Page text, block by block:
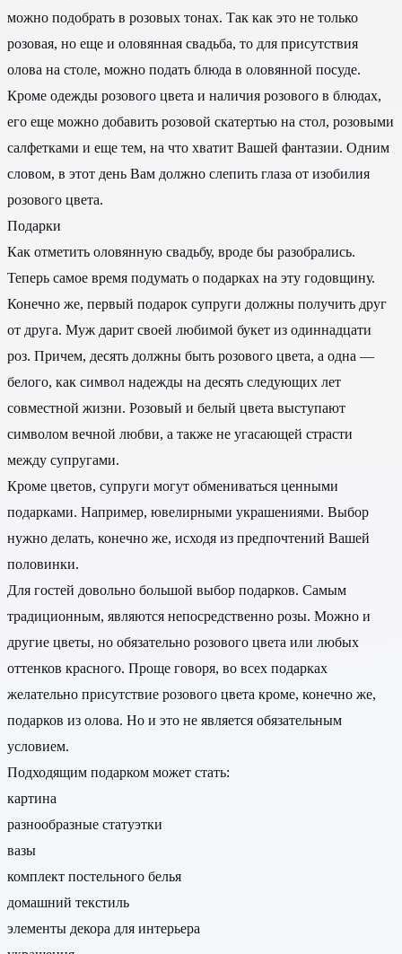
можно подобрать в розовых тонах. Так как это не только
розовая, но еще и оловянная свадьба, то для присутствия
олова на столе, можно подать блюда в оловянной посуде.
Кроме одежды розового цвета и наличия розового в блюдах,
его еще можно добавить розовой скатертью на стол, розовыми
салфетками и еще тем, на что хватит Вашей фантазии. Одним
словом, в этот день Вам должно слепить глаза от изобилия
розового цвета.
Подарки
Как отметить оловянную свадьбу, вроде бы разобрались.
Теперь самое время подумать о подарках на эту годовщину.
Конечно же, первый подарок супруги должны получить друг
от друга. Муж дарит своей любимой букет из одиннадцати
роз. Причем, десять должны быть розового цвета, а одна —
белого, как символ надежды на десять следующих лет
совместной жизни. Розовый и белый цвета выступают
символом вечной любви, а также не угасающей страсти
между супругами.
Кроме цветов, супруги могут обмениваться ценными
подарками. Например, ювелирными украшениями. Выбор
нужно делать, конечно же, исходя из предпочтений Вашей
половинки.
Для гостей довольно большой выбор подарков. Самым
традиционным, являются непосредственно розы. Можно и
другие цветы, но обязательно розового цвета или любых
оттенков красного. Проще говоря, во всех подарках
желательно присутствие розового цвета кроме, конечно же,
подарков из олова. Но и это не является обязательным
условием.
Подходящим подарком может стать:
картина
разнообразные статуэтки
вазы
комплект постельного белья
домашний текстиль
элементы декора для интерьера